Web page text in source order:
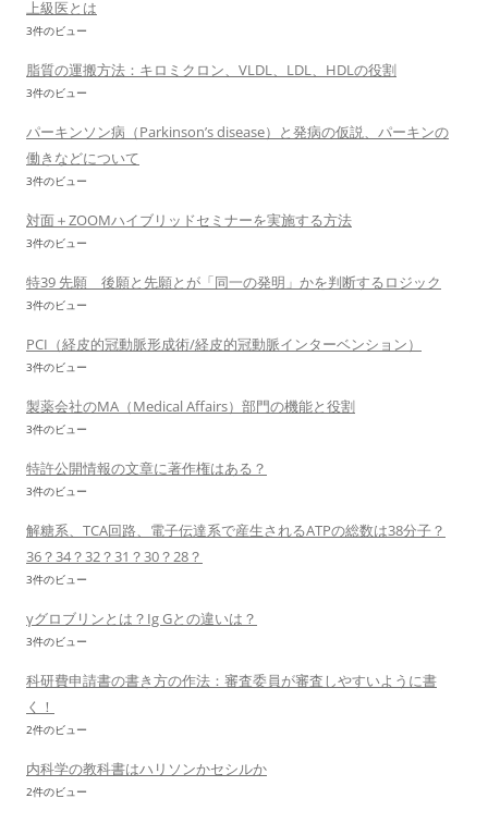
上級医とは
3件のビュー
脂質の運搬方法：キロミクロン、VLDL、LDL、HDLの役割
3件のビュー
パーキンソン病（Parkinson’s disease）と発病の仮説、パーキンの
働きなどについて
3件のビュー
対面＋ZOOMハイブリッドセミナーを実施する方法
3件のビュー
特39 先願 後願と先願とが「同一の発明」かを判断するロジック
3件のビュー
PCI（経皮的冠動脈形成術/経皮的冠動脈インターベンション）
3件のビュー
製薬会社のMA（Medical Affairs）部門の機能と役割
3件のビュー
特許公開情報の文章に著作権はある？
3件のビュー
解糖系、TCA回路、電子伝達系で産生されるATPの総数は38分子？
36？34？32？31？30？28？
3件のビュー
γグロブリンとは？Ig Gとの違いは？
3件のビュー
科研費申請書の書き方の作法：審査委員が審査しやすいように書
く！
2件のビュー
内科学の教科書はハリソンかセシルか
2件のビュー